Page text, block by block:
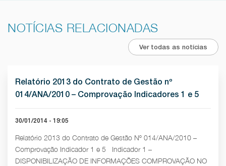
NOTÍCIAS RELACIONADAS
Ver todas as notícias
Relatório 2013 do Contrato de Gestão nº
014/ANA/2010 – Comprovação Indicadores 1 e 5
30/01/2014 - 19:05
Relatório 2013 do Contrato de Gestão Nº 014/ANA/2010 –
Comprovação Indicador 1 e 5 Indicador 1 –
DISPONIBILIZAÇÃO DE INFORMAÇÕES COMPROVAÇÃO NO